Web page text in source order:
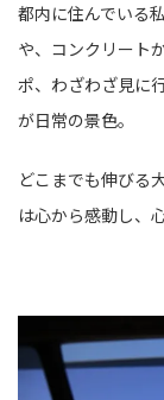
都内に住んでいる
や、コンクリート
ポ、わざわざ見に
が日常の景色。
どこまでも伸びる
は心から感動し、